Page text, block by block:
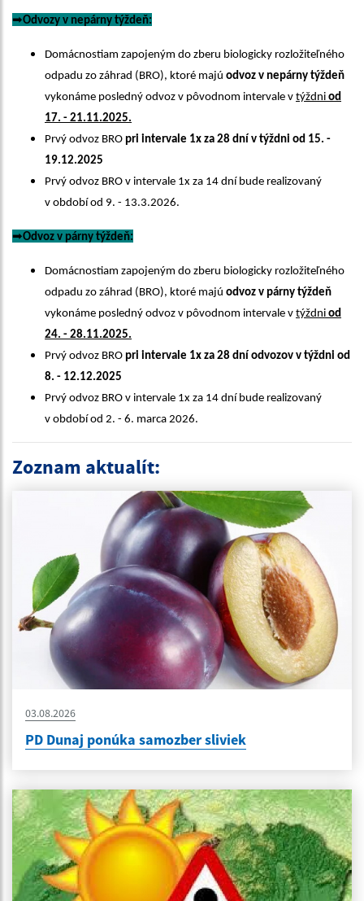
➡Odvozy v nepárny týždeň:
Domácnostiam zapojeným do zberu biologicky rozložiteľného
odpadu zo záhrad (BRO), ktoré majú odvoz v nepárny týždeň
vykonáme posledný odvoz v pôvodnom intervale v týždni od
17. - 21.11.2025.
Prvý odvoz BRO pri intervale 1x za 28 dní v týždni od 15. -
19.12.2025
Prvý odvoz BRO v intervale 1x za 14 dní bude realizovaný
v období od 9. - 13.3.2026.
➡Odvoz v párny týždeň:
Domácnostiam zapojeným do zberu biologicky rozložiteľného
odpadu zo záhrad (BRO), ktoré majú odvoz v párny týždeň
vykonáme posledný odvoz v pôvodnom intervale v týždni od
24. - 28.11.2025.
Prvý odvoz BRO pri intervale 1x za 28 dní odvozov v týždni od
8. - 12.12.2025
Prvý odvoz BRO v intervale 1x za 14 dní bude realizovaný
v období od 2. - 6. marca 2026.
Zoznam aktualít:
03.08.2026
PD Dunaj ponúka samozber sliviek